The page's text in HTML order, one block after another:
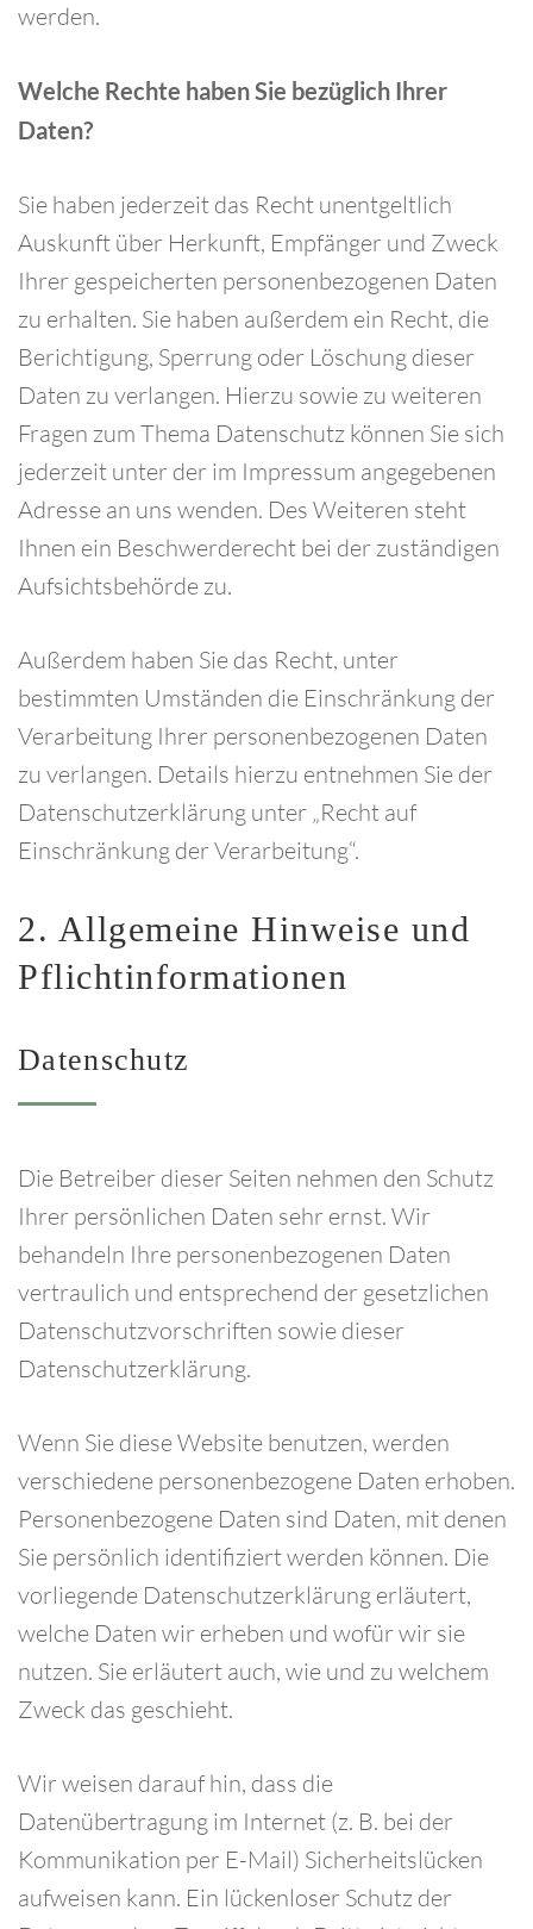
werden.
Welche Rechte haben Sie bezüglich Ihrer
Daten?
Sie haben jederzeit das Recht unentgeltlich
Auskunft über Herkunft, Empfänger und Zweck
Ihrer gespeicherten personenbezogenen Daten
zu erhalten. Sie haben außerdem ein Recht, die
Berichtigung, Sperrung oder Löschung dieser
Daten zu verlangen. Hierzu sowie zu weiteren
Fragen zum Thema Datenschutz können Sie sich
jederzeit unter der im Impressum angegebenen
Adresse an uns wenden. Des Weiteren steht
Ihnen ein Beschwerderecht bei der zuständigen
Aufsichtsbehörde zu.
Außerdem haben Sie das Recht, unter
bestimmten Umständen die Einschränkung der
Verarbeitung Ihrer personenbezogenen Daten
zu verlangen. Details hierzu entnehmen Sie der
Datenschutzerklärung unter „Recht auf
Einschränkung der Verarbeitung“.
2. Allgemeine Hinweise und
Pflichtinformationen
Datenschutz
Die Betreiber dieser Seiten nehmen den Schutz
Ihrer persönlichen Daten sehr ernst. Wir
behandeln Ihre personenbezogenen Daten
vertraulich und entsprechend der gesetzlichen
Datenschutzvorschriften sowie dieser
Datenschutzerklärung.
Wenn Sie diese Website benutzen, werden
verschiedene personenbezogene Daten erhoben.
Personenbezogene Daten sind Daten, mit denen
Sie persönlich identifiziert werden können. Die
vorliegende Datenschutzerklärung erläutert,
welche Daten wir erheben und wofür wir sie
nutzen. Sie erläutert auch, wie und zu welchem
Zweck das geschieht.
Wir weisen darauf hin, dass die
Datenübertragung im Internet (z. B. bei der
Kommunikation per E-Mail) Sicherheitslücken
aufweisen kann. Ein lückenloser Schutz der